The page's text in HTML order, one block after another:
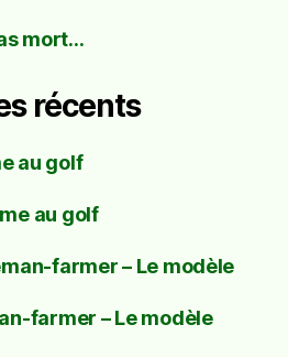
mort…
récents
au golf
au golf
farmer – Le modèle
farmer – Le modèle